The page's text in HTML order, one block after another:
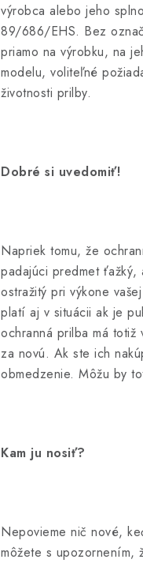
výrobca alebo jeho
89/686/EHS. Bez
priamo na výrobku, na
modelu, voliteľné
životnosti prilby.
Dobré si uvedomiť!
Napriek tomu, že
padajúci predmet
ostražitý pri výkone
platí aj v situácii ak je
ochranná prilba má
za novú. Ak ste ich
obmedzenie. Môžu by
Kam ju nosiť?
Nepovieme nič nové,
môžete s upozornením,